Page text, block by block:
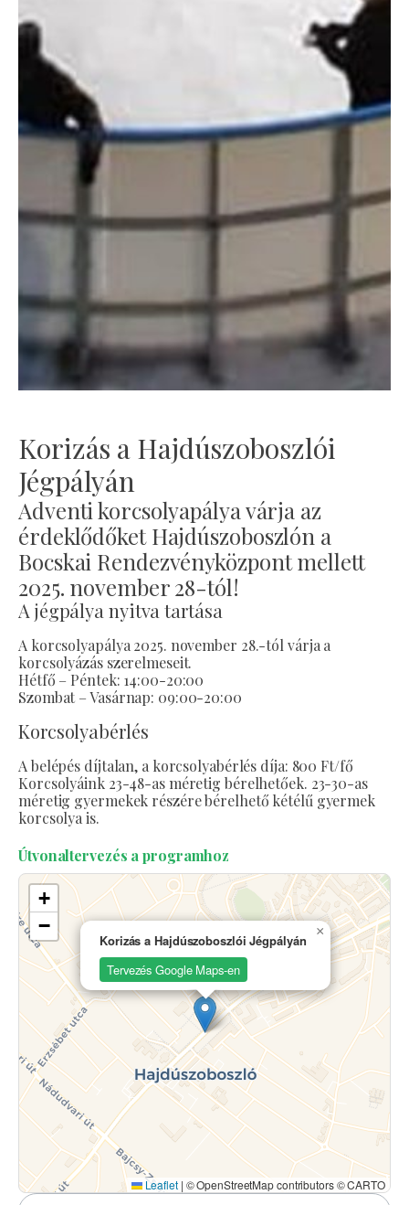
Korizás a Hajdúszoboszlói
Jégpályán
Adventi korcsolyapálya várja az
érdeklődőket Hajdúszoboszlón a
Bocskai Rendezvényközpont mellett
2025. november 28-tól!
A jégpálya nyitva tartása
A korcsolyapálya 2025. november 28.-tól várja a
korcsolyázás szerelmeseit.
Hétfő – Péntek: 14:00-20:00
Szombat – Vasárnap: 09:00-20:00
Korcsolyabérlés
A belépés díjtalan, a korcsolyabérlés díja: 800 Ft/fő
Korcsolyáink 23-48-as méretig bérelhetőek. 23-30-as
méretig gyermekek részére bérelhető kétélű gyermek
korcsolya is.
Útvonaltervezés a programhoz
Korizás a Hajdúszoboszlói Jégpályán
Tervezés Google Maps-en
×
+
−
Leaflet | © OpenStreetMap contributors © CARTO